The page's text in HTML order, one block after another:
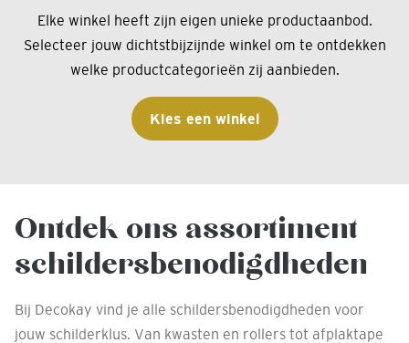
Elke winkel heeft zijn eigen unieke productaanbod.
Selecteer jouw dichtstbijzijnde winkel om te ontdekken
welke productcategorieën zij aanbieden.
Kies een winkel
Ontdek ons assortiment
schildersbenodigdheden
Bij Decokay vind je alle schildersbenodigdheden voor
jouw schilderklus. Van kwasten en rollers tot afplaktape